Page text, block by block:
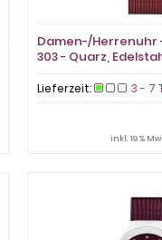
Damen-/Herrenuhr -
303 - Quarz,
Lieferzeit: 3 - 7
inkl. 19 %